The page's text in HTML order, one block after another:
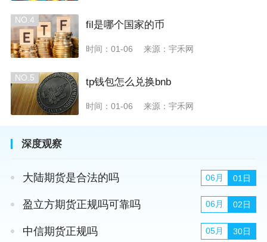
NO.4 fil是哪个国家的币
时间：01-06 来源：宇禾网
NO.5 tp钱包怎么兑换bnb
时间：01-06 来源：宇禾网
深度观察
大陆期货是合法的吗 06月 01日
盈立方期货正规吗可靠吗 06月 02日
中信期货正规吗 05月 30日